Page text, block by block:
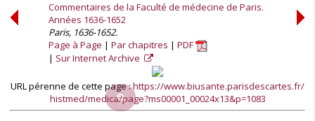
Commentaires de la Faculté de médecine de Paris.
Années 1636-1652
Paris, 1636-1652.
Page à Page
Par chapitres
PDF
Sur Internet Archive
URL pérenne de cette page :https://www.biusante.parisdescartes.fr/
histmed/medica/page?ms00001_00024x13&p=1083